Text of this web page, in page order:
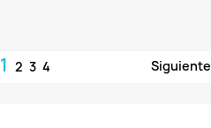
1234 Siguiente